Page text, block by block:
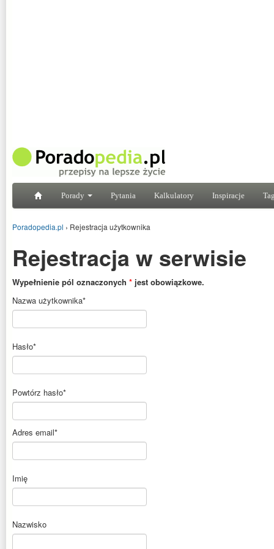
Porady Pytania Kalkulatory Inspiracje
Poradopedia.pl › Rejestracja użytkownika
Rejestracja w serwisie
Wypełnienie pól oznaczonych * jest obowiązkowe.
Nazwa użytkownika*
Hasło*
Powtórz hasło*
Adres email*
Imię
Nazwisko